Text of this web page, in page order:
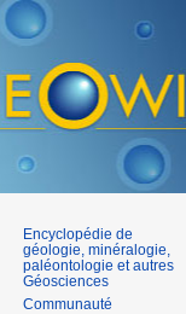
Encyclopédie de
géologie, minéralogie,
paléontologie et autres
Géosciences
Communauté